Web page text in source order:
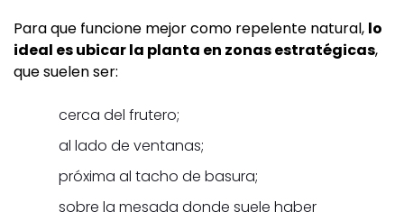
Para que funcione mejor como repelente natural, lo
ideal es ubicar la planta en zonas estratégicas,
que suelen ser:
cerca del frutero;
al lado de ventanas;
próxima al tacho de basura;
sobre la mesada donde suele haber